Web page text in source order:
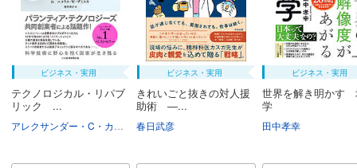
ビジネス・実用
テクノロジカル・リパブ
リック ...
ニコラス・W・ザミスカ 村井章子
ビジネス・実用
きれいごと抜きの対人援
助術 ―...
春日武彦
ビジネス・実用
世界を解き明かす
学
田中孝幸